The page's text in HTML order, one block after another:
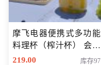
摩飞电器便携式多功能
料理杯（榨汁杯） 会员
专享价118元
219.00 库存97